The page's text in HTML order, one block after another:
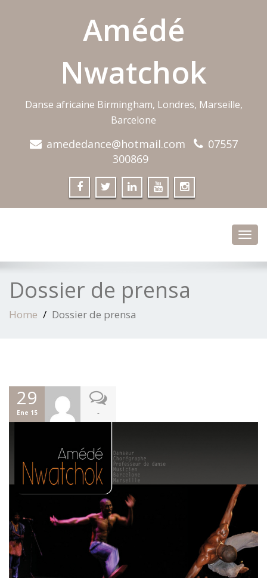
Amédé
Nwatchok
Danse africaine Birmingham, Londres, Marseille,
Barcelone
amededance@hotmail.com
07557
300869
Dossier de prensa
Home Dossier de prensa
29
Ene 15 -